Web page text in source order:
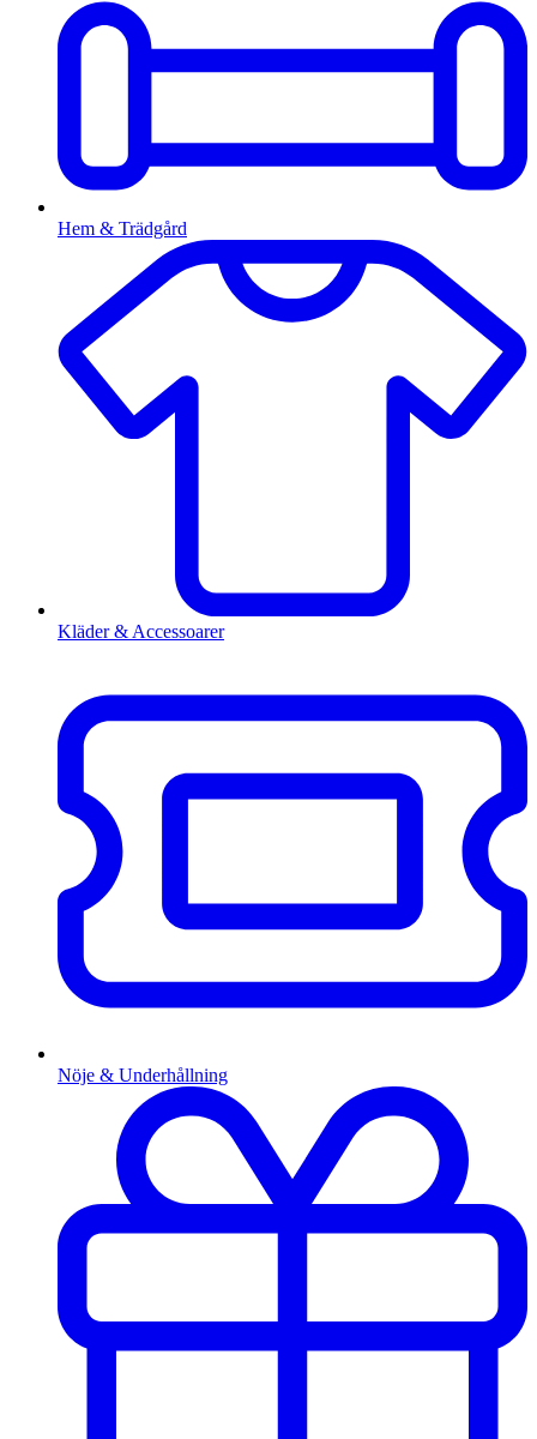
Hem & Trädgård
Kläder & Accessoarer
Nöje & Underhållning